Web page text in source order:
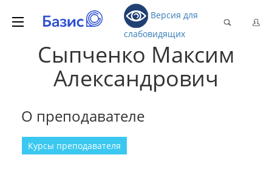
Версия для
слабовидящих
Сыпченко Максим
Александрович
О преподавателе
Курсы преподавателя